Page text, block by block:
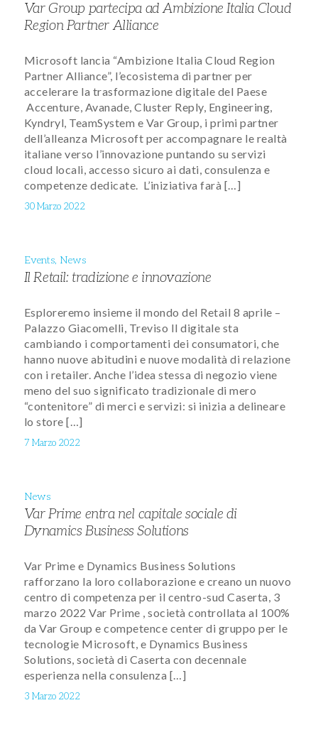
Var Group partecipa ad Ambizione Italia Cloud
Region Partner Alliance
Microsoft lancia “Ambizione Italia Cloud Region
Partner Alliance”, l’ecosistema di partner per
accelerare la trasformazione digitale del Paese
Accenture, Avanade, Cluster Reply, Engineering,
Kyndryl, TeamSystem e Var Group, i primi partner
dell’alleanza Microsoft per accompagnare le realtà
italiane verso l’innovazione puntando su servizi
cloud locali, accesso sicuro ai dati, consulenza e
competenze dedicate. L’iniziativa farà […]
30 Marzo 2022
Events, News
Il Retail: tradizione e innovazione
Esploreremo insieme il mondo del Retail 8 aprile –
Palazzo Giacomelli, Treviso Il digitale sta
cambiando i comportamenti dei consumatori, che
hanno nuove abitudini e nuove modalità di relazione
con i retailer. Anche l’idea stessa di negozio viene
meno del suo significato tradizionale di mero
“contenitore” di merci e servizi: si inizia a delineare
lo store […]
7 Marzo 2022
News
Var Prime entra nel capitale sociale di
Dynamics Business Solutions
Var Prime e Dynamics Business Solutions
rafforzano la loro collaborazione e creano un nuovo
centro di competenza per il centro-sud Caserta, 3
marzo 2022 Var Prime , società controllata al 100%
da Var Group e competence center di gruppo per le
tecnologie Microsoft, e Dynamics Business
Solutions, società di Caserta con decennale
esperienza nella consulenza […]
3 Marzo 2022